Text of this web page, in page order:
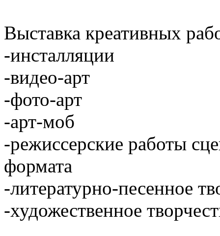
Выставка креативных
-инсталляции
-видео-арт
-фото-арт
-арт-моб
-режиссерские работы
формата
-литературно-песенное
-художественное